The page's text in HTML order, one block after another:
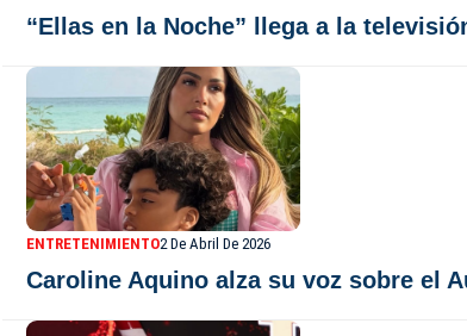
“Ellas en la Noche” llega a la
ENTRETENIMIENTO2 De Abril De 2026
Caroline Aquino alza su voz sobre el